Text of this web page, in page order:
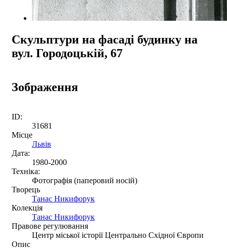
Скульптури на фасаді будинку на
вул. Городоцькій, 67
Зображення
ID:
31681
Місце
Львів
Дата:
1980-2000
Техніка:
Фотографія (паперовий носій)
Творець
Танас Никифорук
Колекція
Танас Никифорук
Правове регулювання
Центр міської історії Центрально Східної Європи
Опис